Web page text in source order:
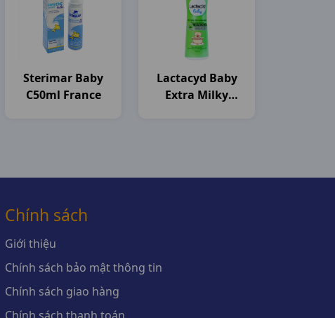
Sterimar Baby
C50ml France
Lactacyd Baby
Extra Milky
Chính sách
Giới thiệu
Chính sách bảo mật thông tin
Chính sách giao hàng